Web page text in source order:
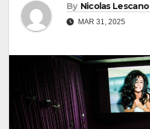
By Nicolas Lescano
MAR 31, 2025